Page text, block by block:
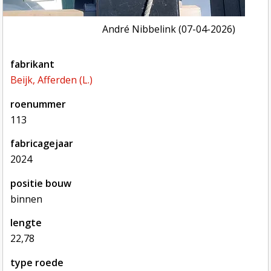
André Nibbelink (07-04-2026)
fabrikant
Beijk, Afferden (L.)
roenummer
113
fabricagejaar
2024
positie bouw
binnen
lengte
22,78
type roede